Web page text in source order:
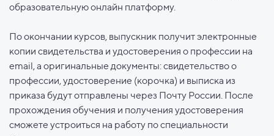
образовательную онлайн платформу.
По окончании курсов, выпускник получит электронные
копии свидетельства и удостоверения о профессии на
email, а оригинальные документы: свидетельство о
профессии, удостоверение (корочка) и выписка из
приказа будут отправлены через Почту России. После
прохождения обучения и получения удостоверения
сможете устроиться на работу по специальности